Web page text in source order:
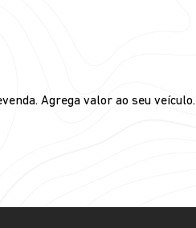
Agrega valor ao seu veículo.